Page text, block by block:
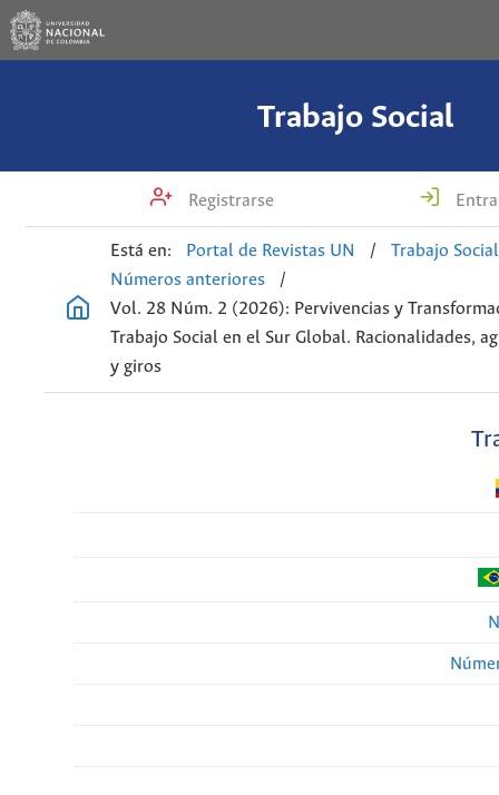
Trabajo Social
Registrarse
Está en: Portal de Revistas UN /
Trabajo Social
Números anteriores
/
Vol. 28 Núm. 2 (2026): Pervivencias y
Trabajo Social en el Sur Global. Racionalidades,
y giros